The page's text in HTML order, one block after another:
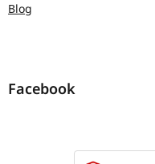
Blog
Facebook